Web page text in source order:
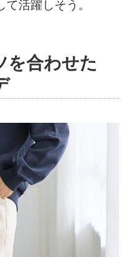
活躍しそう。
を合わせた